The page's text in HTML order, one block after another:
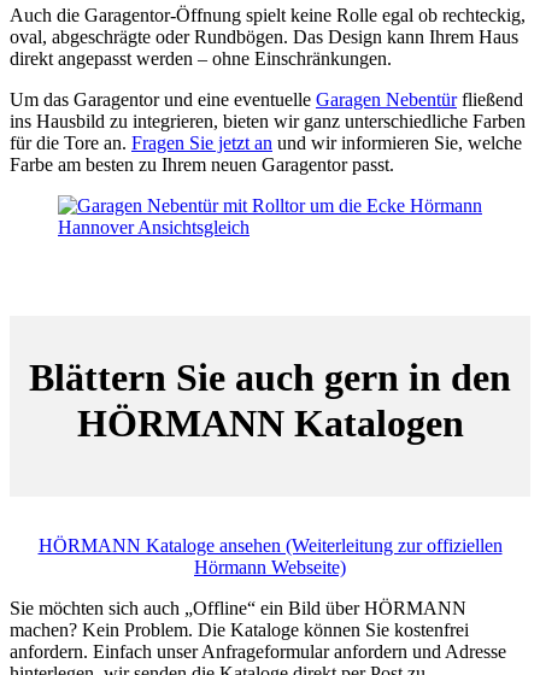
Auch die Garagentor-Öffnung spielt keine Rolle egal ob rechteckig,
oval, abgeschrägte oder Rundbögen. Das Design kann Ihrem Haus
direkt angepasst werden – ohne Einschränkungen.
Um das Garagentor und eine eventuelle Garagen Nebentürfließend
ins Hausbild zu integrieren, bieten wir ganz unterschiedliche Farben
für die Tore an. Fragen Sie jetzt an und wir informieren Sie, welche
Farbe am besten zu Ihrem neuen Garagentor passt.
Blättern Sie auch gern in den
HÖRMANN Katalogen
HÖRMANN Kataloge ansehen (Weiterleitung zur offiziellen
Hörmann Webseite)
Sie möchten sich auch „Offline“ ein Bild über HÖRMANN
machen? Kein Problem. Die Kataloge können Sie kostenfrei
anfordern. Einfach unser Anfrageformular anfordern und Adresse